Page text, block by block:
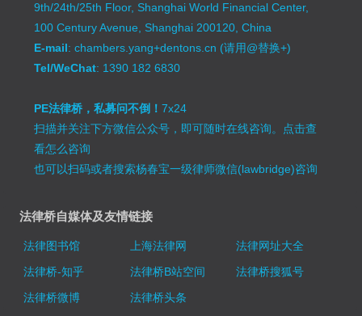
9th/24th/25th Floor, Shanghai World Financial Center,
100 Century Avenue, Shanghai 200120, China
E-mail: chambers.yang+dentons.cn (请用@替换+)
Tel/WeChat: 1390 182 6830
PE法律桥，私募问不倒！7x24
扫描并关注下方微信公众号，即可随时在线咨询。 点击查
看怎么咨询
也可以扫码或者搜索杨春宝一级律师微信(lawbridge)咨询
法律桥自媒体及友情链接
法律图书馆 上海法律网
法律网址大全
法律桥-知乎
法律桥B站空间
法律桥搜狐号
法律桥微博
法律桥头条